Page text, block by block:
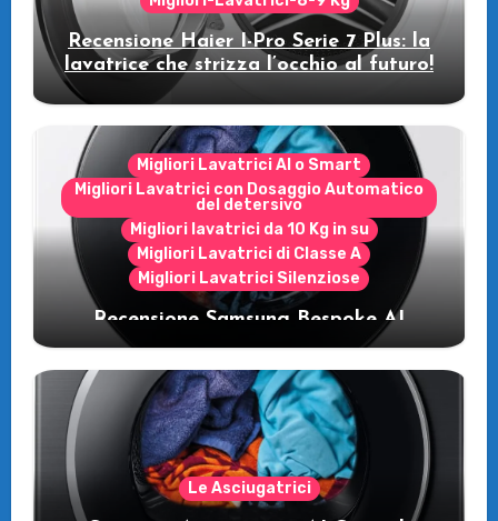
Recensione Haier I-Pro Serie 7 Plus: la
lavatrice che strizza l’occhio al futuro!
Migliori Lavatrici AI o Smart
Migliori Lavatrici con Dosaggio Automatico
del detersivo
Migliori lavatrici da 10 Kg in su
Migliori Lavatrici di Classe A
Migliori Lavatrici Silenziose
Recensione Samsung Bespoke AI
WW11DB7B94GE/U3: la lavatrice
intelligente che fa risparmiare
Le Asciugatrici